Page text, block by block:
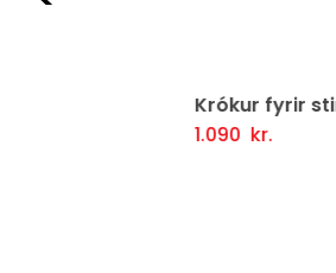
Krókur fyrir stinga í